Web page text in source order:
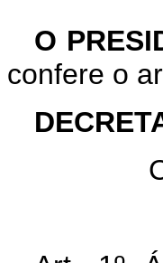
O
confere o